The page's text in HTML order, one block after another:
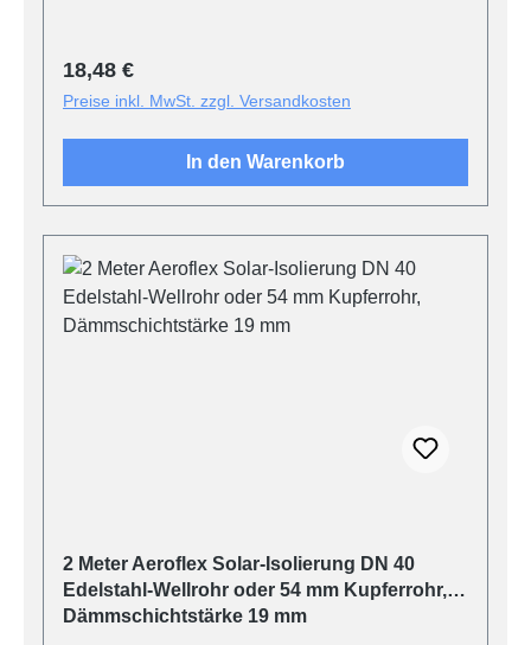
Regulärer Preis:
18,48 €
Preise inkl. MwSt. zzgl. Versandkosten
In den Warenkorb
2 Meter Aeroflex Solar-Isolierung DN 40
Edelstahl-Wellrohr oder 54 mm Kupferrohr,
Dämmschichtstärke 19 mm